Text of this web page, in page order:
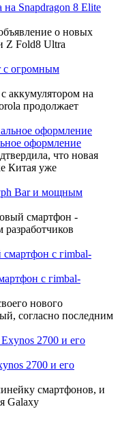
Snapdragon 8 Elite
о новых
Z Fold8 Ultra
с огромным
аккумулятором на
продолжает
оформление
что новая
Китая уже
Bar и мощным
смартфон -
с гimbal-
нового
согласно последним
2700 и его
смартфонов, и
Galaxy